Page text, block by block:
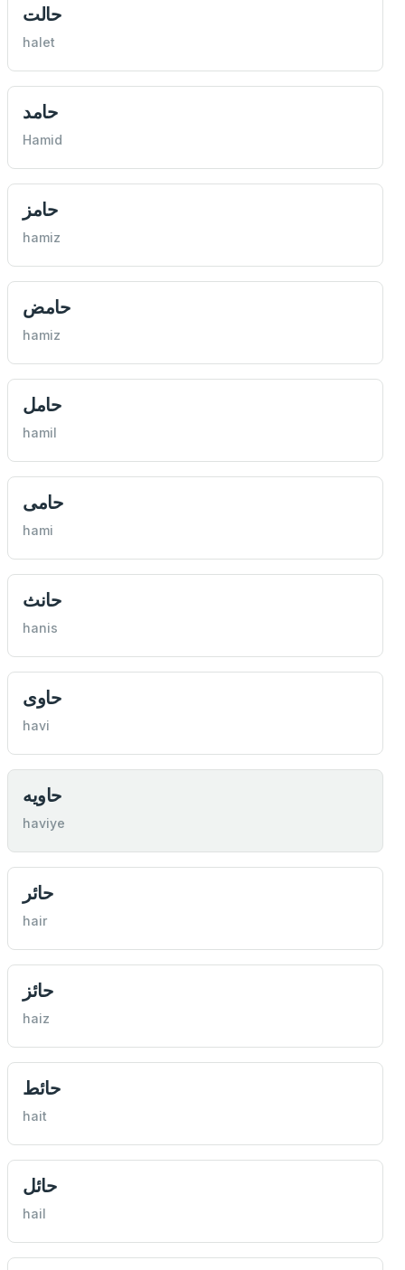
حالت
halet
حامد
Hamid
حامز
hamiz
حامض
hamiz
حامل
hamil
حامی
hami
حانث
hanis
حاوی
havi
حاويه
haviye
حائر
hair
حائز
haiz
حائط
hait
حائل
hail